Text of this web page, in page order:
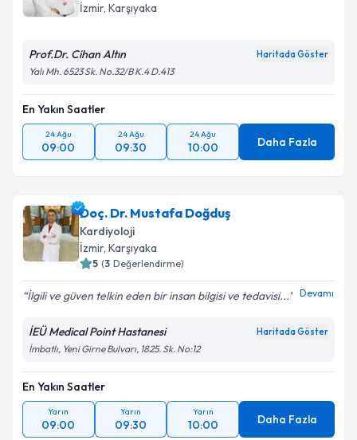
İzmir, Karşıyaka
Prof.Dr. Cihan Altın Haritada Göster
Yalı Mh. 6523 Sk. No.32/B K.4 D.413
En Yakın Saatler
24 Ağu
09:00
24 Ağu
09:30
24 Ağu
10:00 Daha Fazla
Doç. Dr. Mustafa Doğduş
Kardiyoloji
İzmir, Karşıyaka
5 (3 Değerlendirme)
İlgili ve güven telkin eden bir insan bilgisi ve tedavisi... Devamı
İEÜ Medical Point Hastanesi Haritada Göster
İmbatlı, Yeni Girne Bulvarı, 1825. Sk. No:12
En Yakın Saatler
Yarın
09:00
Yarın
09:30
Yarın
10:00 Daha Fazla